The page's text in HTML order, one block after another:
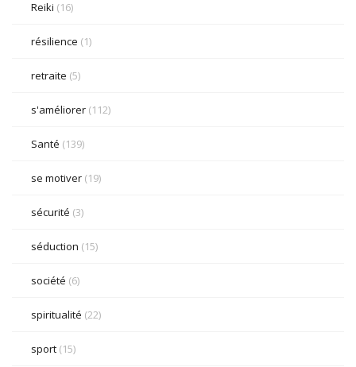
Reiki (16)
résilience (1)
retraite (5)
s'améliorer (112)
Santé (139)
se motiver (19)
sécurité (3)
séduction (15)
société (6)
spiritualité (22)
sport (15)